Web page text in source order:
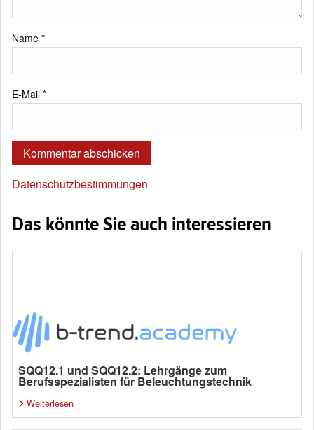
Name *
E-Mail *
Datenschutzbestimmungen
Das könnte Sie auch interessieren
SQQ12.1 und SQQ12.2: Lehrgänge zum
Berufsspezialisten für Beleuchtungstechnik
Weiterlesen